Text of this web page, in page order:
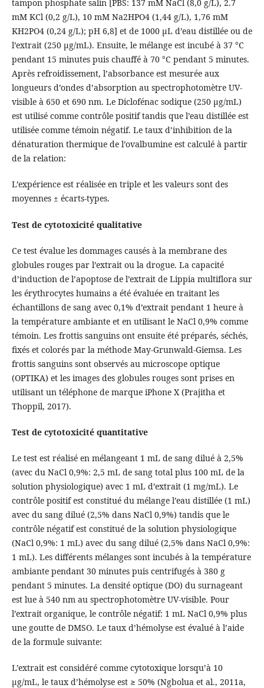
tampon phosphate salin [PBS: 137 mM NaCl (8,0 g/L), 2.7
mM KCl (0,2 g/L), 10 mM Na2HPO4 (1,44 g/L), 1,76 mM
KH2PO4 (0,24 g/L); pH 6,8] et de 1000 µL d’eau distillée ou de
l’extrait (250 µg/mL). Ensuite, le mélange est incubé à 37 °C
pendant 15 minutes puis chauffé à 70 °C pendant 5 minutes.
Après refroidissement, l’absorbance est mesurée aux
longueurs d’ondes d’absorption au spectrophotomètre UV-
visible à 650 et 690 nm. Le Diclofénac sodique (250 µg/mL)
est utilisé comme contrôle positif tandis que l’eau distillée est
utilisée comme témoin négatif. Le taux d’inhibition de la
dénaturation thermique de l’ovalbumine est calculé à partir
de la relation:
L’expérience est réalisée en triple et les valeurs sont des
moyennes ± écarts-types.
Test de cytotoxicité qualitative
Ce test évalue les dommages causés à la membrane des
globules rouges par l’extrait ou la drogue. La capacité
d’induction de l’apoptose de l’extrait de Lippia multiflora sur
les érythrocytes humains a été évaluée en traitant les
échantillons de sang avec 0,1% d’extrait pendant 1 heure à
la température ambiante et en utilisant le NaCl 0,9% comme
témoin. Les frottis sanguins ont ensuite été préparés, séchés,
ﬁxés et colorés par la méthode May-Grunwald-Giemsa. Les
frottis sanguins sont observés au microscope optique
(OPTIKA) et les images des globules rouges sont prises en
utilisant un téléphone de marque iPhone X (Prajitha et
Thoppil, 2017).
Test de cytotoxicité quantitative
Le test est réalisé en mélangeant 1 mL de sang dilué à 2,5%
(avec du NaCl 0,9%: 2,5 mL de sang total plus 100 mL de la
solution physiologique) avec 1 mL d’extrait (1 mg/mL). Le
contrôle positif est constitué du mélange l’eau distillée (1 mL)
avec du sang dilué (2,5% dans NaCl 0,9%) tandis que le
contrôle négatif est constitué de la solution physiologique
(NaCl 0,9%: 1 mL) avec du sang dilué (2,5% dans NaCl 0,9%:
1 mL). Les différents mélanges sont incubés à la température
ambiante pendant 30 minutes puis centrifugés à 380 g
pendant 5 minutes. La densité optique (DO) du surnageant
est lue à 540 nm au spectrophotomètre UV-visible. Pour
l’extrait organique, le contrôle négatif: 1 mL NaCl 0,9% plus
une goutte de DMSO. Le taux d’hémolyse est évalué à l’aide
de la formule suivante:
L’extrait est considéré comme cytotoxique lorsqu’à 10
µg/mL, le taux d’hémolyse est ≥ 50% (Ngbolua et al., 2011a,